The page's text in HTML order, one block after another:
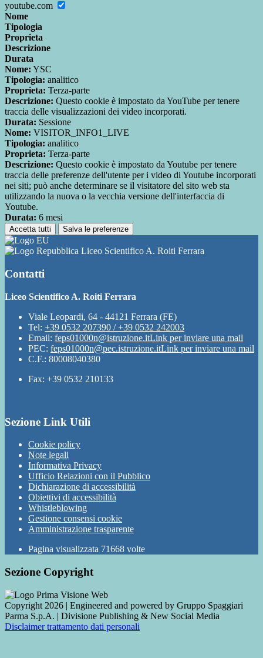
youtube.com
Nome
Tipologia
Proprieta
Descrizione
Durata
Nome: YSC
Tipologia: analitico
Proprieta: Terza-parte
Descrizione: Questo cookie è impostato da YouTube per tenere
traccia delle visualizzazioni dei video incorporati.
Durata: Sessione
Nome: VISITOR_INFO1_LIVE
Tipologia: analitico
Proprieta: Terza-parte
Descrizione: Questo cookie è impostato da Youtube per tenere
traccia delle preferenze dell'utente per i video di Youtube incorporati
nei siti; può anche determinare se il visitatore del sito web sta
utilizzando la nuova o la vecchia versione dell'interfaccia di
Youtube.
Durata: 6 mesi
Accetta tutti Salva le preferenze
Liceo Scientifico A. Roiti Ferrara
Contatti
Liceo Scientifico A. Roiti Ferrara
Viale Leopardi, 64 - 44121 Ferrara (FE)
Tel: +39 0532 207390 / +39 0532 242003
Email: feps01000n@istruzione.itLink per inviare una mail
PEC: feps01000n@pec.istruzione.itLink per inviare una mail
C.F.: 80008040380
Fax: +39 0532 210133
Sezione Link Utili
Cookie policy
Note legali
Informativa Privacy
Ufficio Relazioni con il Pubblico
Dichiarazione di accessibilità
Obiettivi di accessibilità
Whistleblowing
Gestione consensi cookie
Amministrazione trasparente
Pagina visualizzata 71668 volte
Sezione Copyright
Copyright 2026 | Engineered and powered by Gruppo Spaggiari
Parma S.p.A. | Divisione Publishing & New Social Media
Disclaimer trattamento dati personali